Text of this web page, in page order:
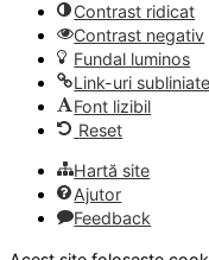
Contrast ridicat
Contrast negativ
Fundal luminos
Link-uri subliniate
Font lizibil
Reset
Hartă site
Ajutor
Feedback